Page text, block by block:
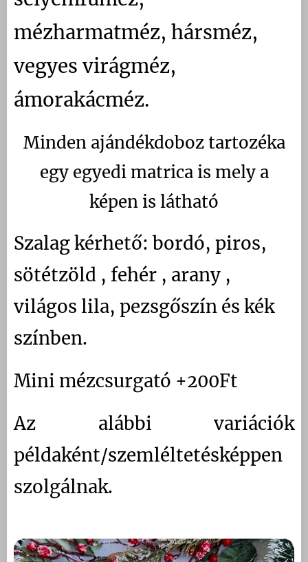
mézharmatméz, hársméz,
vegyes virágméz,
ámorakácméz.
Minden ajándékdoboz tartozéka
egy egyedi matrica is mely a
képen is látható
Szalag kérhető: bordó, piros,
sötétzöld , fehér , arany ,
világos lila, pezsgőszín és kék
színben.
Mini mézcsurgató +200Ft
Az alábbi variációk
példaként/szemléltetésképpen
szolgálnak.